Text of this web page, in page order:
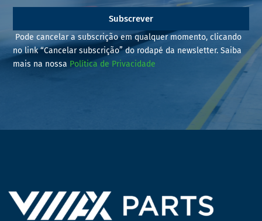
Subscrever
Pode cancelar a subscrição em qualquer momento, clicando
no link “Cancelar subscrição” do rodapé da newsletter. Saiba
mais na nossa Política de Privacidade